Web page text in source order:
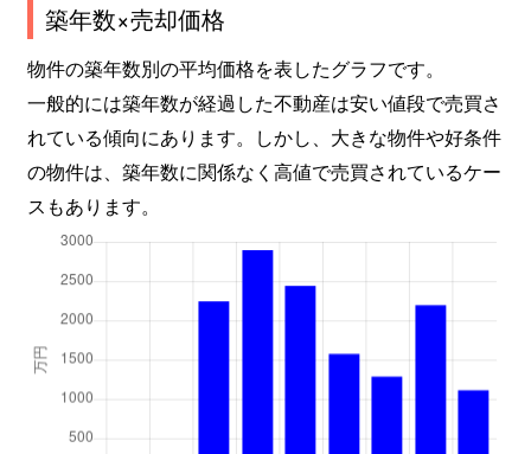
築年数×売却価格
物件の築年数別の平均価格を表したグラフです。
一般的には築年数が経過した不動産は安い値段で売買さ
れている傾向にあります。しかし、大きな物件や好条件
の物件は、築年数に関係なく高値で売買されているケー
スもあります。